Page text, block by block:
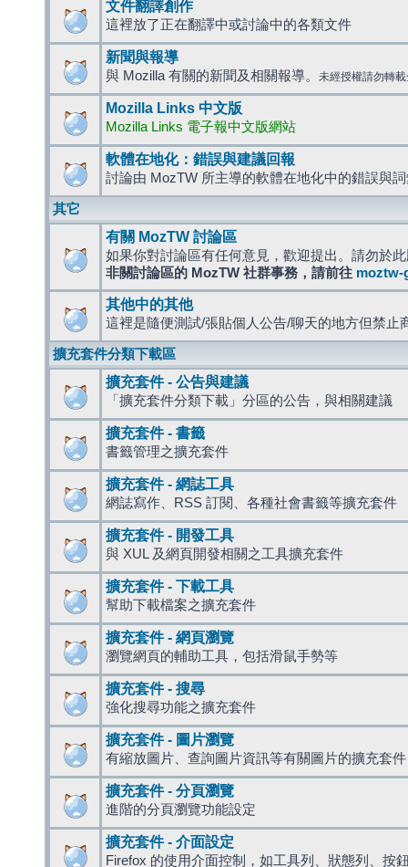
文件翻譯創作
這裡放了正在翻譯中或討論中的各類文件
新聞與報導
與 Mozilla 有關的新聞及相關報導。 未經授權請勿轉
Mozilla Links 中文版
Mozilla Links 電子報中文版網站
軟體在地化：錯誤與建議回報
討論由 MozTW 所主導的軟體在地化中的錯誤與
其它
有關 MozTW 討論區
如果你對討論區有任何意見，歡迎提出。請勿於
非關討論區的 MozTW 社群事務，請前往 moztw-
其他中的其他
這裡是隨便測試/張貼個人公告/聊天的地方但禁止
擴充套件分類下載區
擴充套件 - 公告與建議
「擴充套件分類下載」分區的公告，與相關建議
擴充套件 - 書籤
書籤管理之擴充套件
擴充套件 - 網誌工具
網誌寫作、RSS 訂閱、各種社會書籤等擴充套件
擴充套件 - 開發工具
與 XUL 及網頁開發相關之工具擴充套件
擴充套件 - 下載工具
幫助下載檔案之擴充套件
擴充套件 - 網頁瀏覽
瀏覽網頁的輔助工具，包括滑鼠手勢等
擴充套件 - 搜尋
強化搜尋功能之擴充套件
擴充套件 - 圖片瀏覽
有縮放圖片、查詢圖片資訊等有關圖片的擴充套件
擴充套件 - 分頁瀏覽
進階的分頁瀏覽功能設定
擴充套件 - 介面設定
Firefox 的使用介面控制，如工具列、狀態列、按